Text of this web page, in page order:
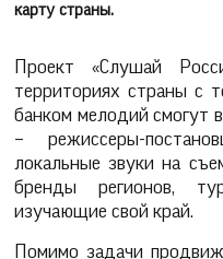
карту страны.
Проект «Слушай
территориях страны с
банком мелодий смогут
– режиссеры-
локальные звуки на
бренды регионов,
изучающие свой край.
Помимо задачи